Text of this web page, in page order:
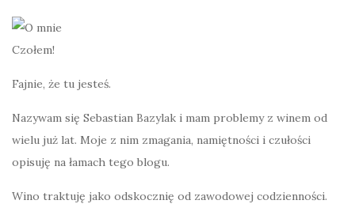
Czołem!
Fajnie, że tu jesteś.
Nazywam się Sebastian Bazylak i mam problemy z winem od
wielu już lat. Moje z nim zmagania, namiętności i czułości
opisuję na łamach tego blogu.
Wino traktuję jako odskocznię od zawodowej codzienności.